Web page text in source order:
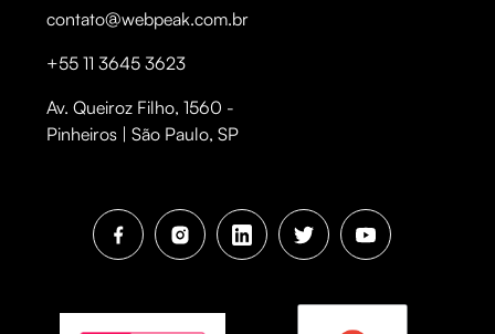
contato@webpeak.com.br
+55 11 3645 3623
Av. Queiroz Filho, 1560 -
Pinheiros | São Paulo, SP